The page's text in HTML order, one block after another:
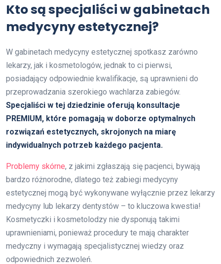
Kto są specjaliści w gabinetach
medycyny estetycznej?
W gabinetach medycyny estetycznej spotkasz zarówno
lekarzy, jak i kosmetologów, jednak to ci pierwsi,
posiadający odpowiednie kwalifikacje, są uprawnieni do
przeprowadzania szerokiego wachlarza zabiegów.
Specjaliści w tej dziedzinie oferują konsultacje
PREMIUM, które pomagają w doborze optymalnych
rozwiązań estetycznych, skrojonych na miarę
indywidualnych potrzeb każdego pacjenta.
Problemy skórne, z jakimi zgłaszają się pacjenci, bywają
bardzo różnorodne, dlatego też zabiegi medycyny
estetycznej mogą być wykonywane wyłącznie przez lekarzy
medycyny lub lekarzy dentystów – to kluczowa kwestia!
Kosmetyczki i kosmetolodzy nie dysponują takimi
uprawnieniami, ponieważ procedury te mają charakter
medyczny i wymagają specjalistycznej wiedzy oraz
odpowiednich zezwoleń.